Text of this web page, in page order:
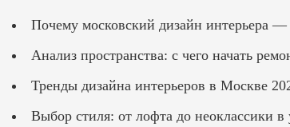
Почему московский дизайн интерьера —
Анализ пространства: с чего начать
Тренды дизайна интерьеров в Москве
Выбор стиля: от лофта до неоклассики